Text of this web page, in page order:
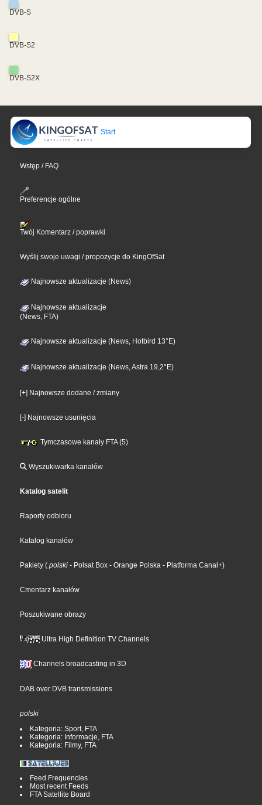
DVB-S
DVB-S2
DVB-S2X
Start
Wstęp / FAQ
Preferencje ogólne
Twój Komentarz / poprawki
Wyślij swoje uwagi / propozycje do KingOfSat
Najnowsze aktualizacje (News)
Najnowsze aktualizacje
(News, FTA)
Najnowsze aktualizacje (News, Hotbird 13°E)
Najnowsze aktualizacje (News, Astra 19,2°E)
[+] Najnowsze dodane / zmiany
[-] Najnowsze usunięcia
Tymczasowe kanały FTA (5)
Wyszukiwarka kanałów
Katalog satelit
Raporty odbioru
Katalog kanałów
Pakiety ( polski - Polsat Box - Orange Polska - Platforma Canal+)
Cmentarz kanałów
Poszukiwane obrazy
Ultra High Definition TV Channels
Channels broadcasting in 3D
DAB over DVB transmissions
polski
Kategoria: Sport, FTA
Kategoria: Informacje, FTA
Kategoria: Filmy, FTA
Feed Frequencies
Most recent Feeds
FTA Satellite Board